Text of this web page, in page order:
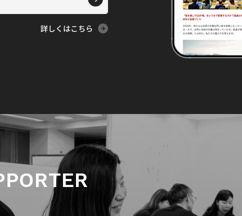
詳しくはこちら